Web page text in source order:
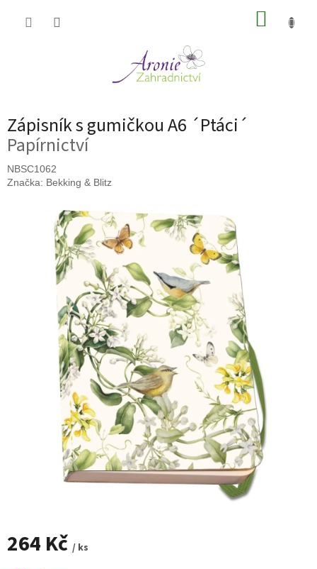
Zápisník s gumičkou A6 ´Ptáci´
Papírnictví
NBSC1062
Značka: Bekking & Blitz
264 Kč / ks